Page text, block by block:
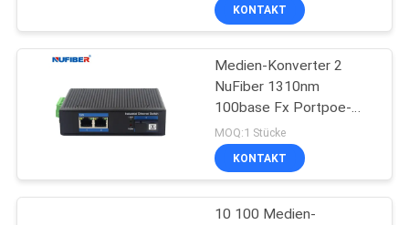
TRETEN
VERBINDUNG
KONTAKT
Medien-Konverter 2
NuFiber 1310nm
100base Fx Portpoe-
Ethernet-Schalter
MOQ:1 Stücke
KONTAKT
10 100 Medien-